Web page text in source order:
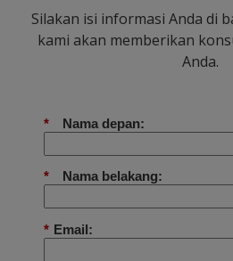
Silakan isi informasi Anda di
kami akan memberikan
Anda.